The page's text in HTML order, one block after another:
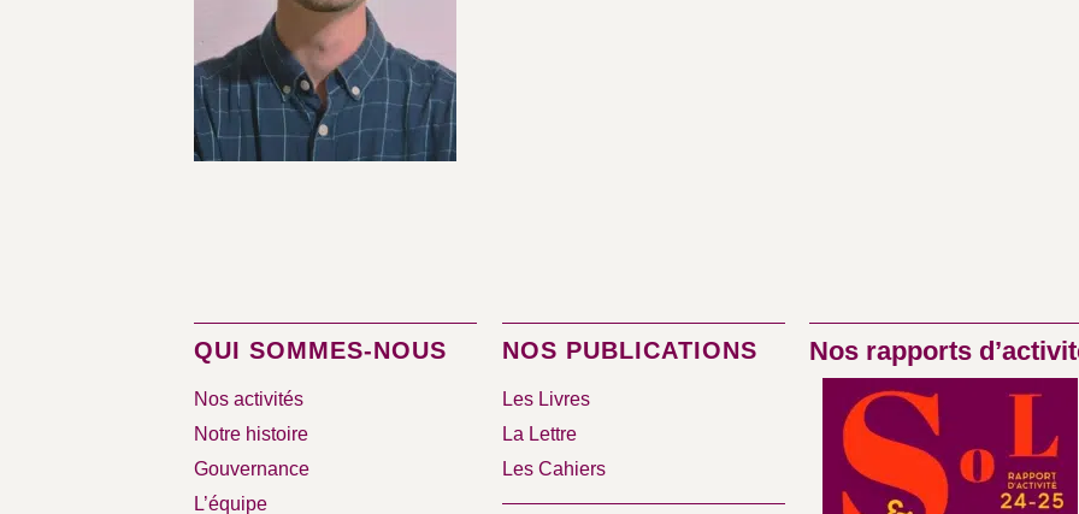
QUI SOMMES-NOUS
Nos activités
Notre histoire
Gouvernance
L’équipe
NOS PUBLICATIONS
Les Livres
La Lettre
Les Cahiers
Nos rapports